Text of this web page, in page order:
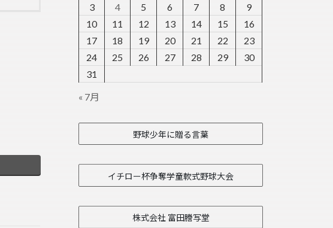
3
4 5 6 7 8
9
10
11 12 13 14 15
16
17
18 19 20 21 22
23
24
25 26 27 28 29
30
31
« 7月
野球少年に贈る言葉
イチロー杯争奪学童軟式野球大会
株式会社 富田謄写堂